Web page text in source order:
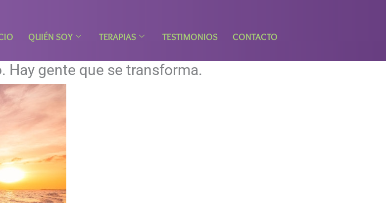
QUIÉN SOY TERAPIAS TESTIMONIOS CONTACTO
Hay gente que se transforma.